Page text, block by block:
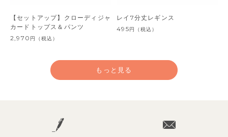
【セットアップ】クローディジャ
カードトップス＆パンツ
2,970 円 （税込）
レイ7分丈レギンス
495円 （税込）
もっと見る